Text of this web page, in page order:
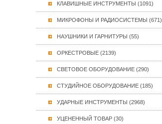
КЛАВИШНЫЕ ИНСТРУМЕНТЫ (1091)
МИКРОФОНЫ И РАДИОСИСТЕМЫ (671)
НАУШНИКИ И ГАРНИТУРЫ (55)
ОРКЕСТРОВЫЕ (2139)
СВЕТОВОЕ ОБОРУДОВАНИЕ (290)
СТУДИЙНОЕ ОБОРУДОВАНИЕ (185)
УДАРНЫЕ ИНСТРУМЕНТЫ (2968)
УЦЕНЕННЫЙ ТОВАР (30)